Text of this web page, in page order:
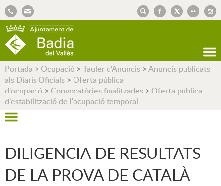
Portada > Ocupació > Tauler d'Anuncis > Anuncis publicats
als Diaris Oficials > Oferta pública
d'ocupació > Convocatòries finalitzades > Oferta pública
d'estabilització de l'ocupació temporal
DILIGENCIA DE RESULTATS
DE LA PROVA DE CATALÀ